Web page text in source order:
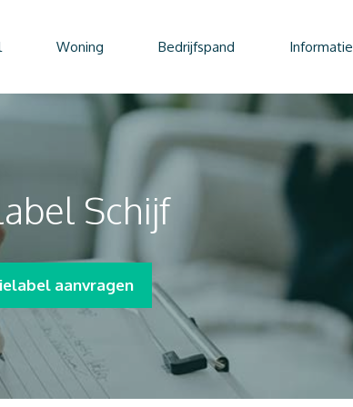
Woning Bedrijfspand Informatie
Schijf
aanvragen